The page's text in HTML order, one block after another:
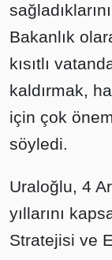
Bakanlık
kısıtlı
kaldırmak,
için çok
söyledi.
Uraloğlu, 4
yıllarını
Stratejisi ve